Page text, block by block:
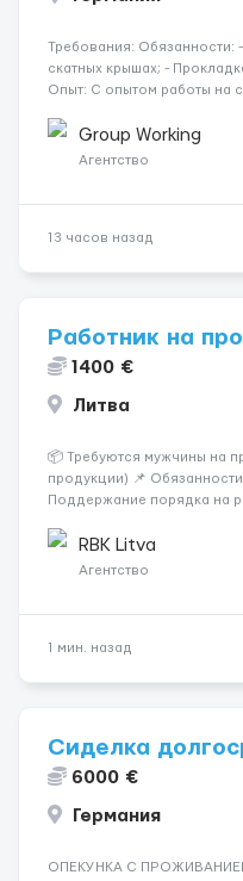
Требования: Обязанности:
скатных крышах; -
Опыт: С опытом работы на
Германия, Буцбах Условия...
Group Working
Агентство
13 часов назад
Работник на
1400 €
Литва
📦 Требуются мужчины на
продукции) 📌
Поддержание порядка на
Условия работы: 🕐 График:
RBK Litva
Агентство
1 мин. назад
Сиделка
6000 €
Германия
ОПЕКУНКА С